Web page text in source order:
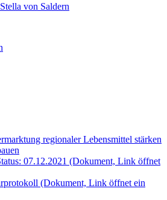
von Saldern
regionaler Lebensmittel stärken
07.12.2021 (Dokument, Link öffnet
(Dokument, Link öffnet ein